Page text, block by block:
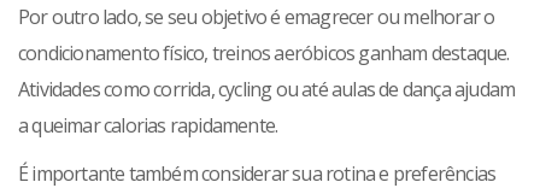
Por outro lado, se seu objetivo é emagrecer ou melhorar o
condicionamento físico, treinos aeróbicos ganham destaque.
Atividades como corrida, cycling ou até aulas de dança ajudam
a queimar calorias rapidamente.
É importante também considerar sua rotina e preferências